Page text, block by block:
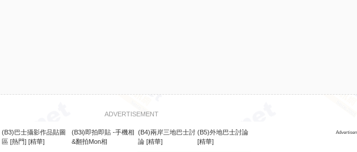
ADVERTISEMENT
(B3)巴士攝影作品貼圖
區 [熱門] [精華]
(B3i)即拍即貼 -手機相
&翻拍Mon相
(B4)兩岸三地巴士討
論 [精華]
(B5)外地巴士討論
[精華]